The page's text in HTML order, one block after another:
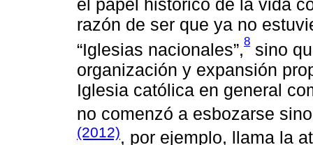
razón de ser que ya no
“Iglesias nacionales”,8 sino
organización y expansión
Iglesia católica en general
no comenzó a esbozarse
(2012), por ejemplo, llama la